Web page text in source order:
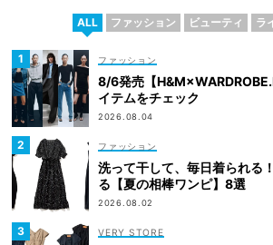
ALL ファッション ビューティ ラ
ファッション
8/6発売【
イテムをチェック
2026.08.04
ファッション
洗って干して、毎日着られる
る【夏の相棒ワンピ】8選
2026.08.02
VERY STORE